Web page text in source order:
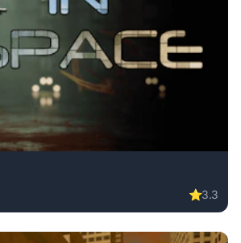
⭐3.3
free. adventure game, no download